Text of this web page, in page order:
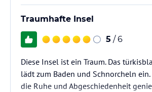
Traumhafte Insel
5 / 6
Diese Insel ist ein Traum. Das
lädt zum Baden und Schnorcheln
die Ruhe und Abgeschiedenheit